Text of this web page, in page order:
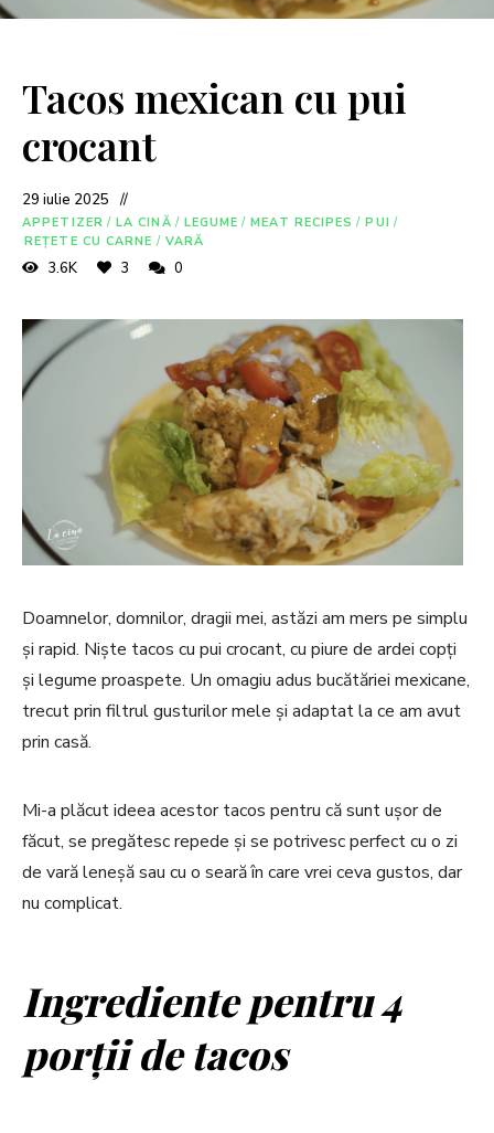
Tacos mexican cu pui
crocant
29 iulie 2025
APPETIZER / LA CINĂ / LEGUME / MEAT RECIPES / PUI /
REȚETE CU CARNE / VARĂ
3.6K 3 0
Doamnelor, domnilor, dragii mei, astăzi am mers pe simplu
și rapid. Niște tacos cu pui crocant, cu piure de ardei copți
și legume proaspete. Un omagiu adus bucătăriei mexicane,
trecut prin filtrul gusturilor mele și adaptat la ce am avut
prin casă.
Mi-a plăcut ideea acestor tacos pentru că sunt ușor de
făcut, se pregătesc repede și se potrivesc perfect cu o zi
de vară leneșă sau cu o seară în care vrei ceva gustos, dar
nu complicat.
Ingrediente pentru 4
porții de tacos